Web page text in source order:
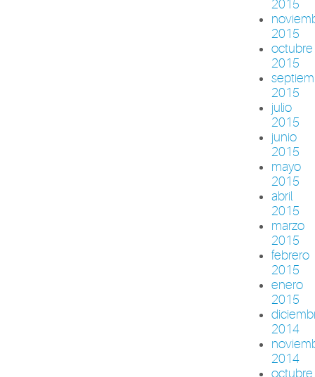
2015
2015
octubre
2015
2015
julio
2015
junio
2015
mayo
2015
abril
2015
marzo
2015
febrero
2015
enero
2015
2014
2014
octubre